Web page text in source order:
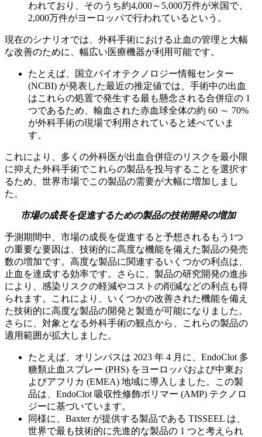
われており、そのうち約4,000～5,000万件が米国で、
2,000万件がヨーロッパで行われているという。
現在のシナリオでは、外科手術における止血の管理と大幅
な改善のために、幅広い医療機器が利用可能です。
たとえば、国立バイオテクノロジー情報センター
(NCBI) が発表した最近の推定値では、手術中の出血
はこれらの処置で発生する最も懸念される合併症の 1
つであるため、輸血された赤血球全体の約 60 ～ 70%
が外科手術の現場で利用されていると述べていま
す。
これにより、多くの外科医が出血合併症のリスクを最小限
に抑えた外科手術でこれらの製品を投与することを選択す
るため、世界市場でこの製品の需要が大幅に増加しまし
た。
市場の成長を促進するための製品の技術開発の増加
予測期間中、市場の成長を促進すると予想されるもう1つ
の重要な要因は、技術的に高度な機能を備えた製品の発売
数の増加です。高度な製品に関連するいくつかの利点は、
止血を達成する効率です。さらに、製品の研究開発の進歩
により、感染リスクの軽減やコストの削減などの利点も得
られます。これにより、いくつかの改善された機能を備え
た技術的に高度な製品の開発と製造が可能になりました。
さらに、対象となる外科手術の観点から、これらの製品の
適用範囲が拡大しました。
たとえば、オリンパスは 2023 年 4 月に、EndoClot 多
糖類止血スプレー (PHS) をヨーロッパおよび中東お
よびアフリカ (EMEA) 地域に導入しました。この製
品は、EndoClot 吸収性修飾ポリマー (AMP) テクノロ
ジーに基づいています。
同様に、Baxter が提供する製品である TISSEEL は、
世界で最も技術的に先進的な製品の 1 つと考えられ